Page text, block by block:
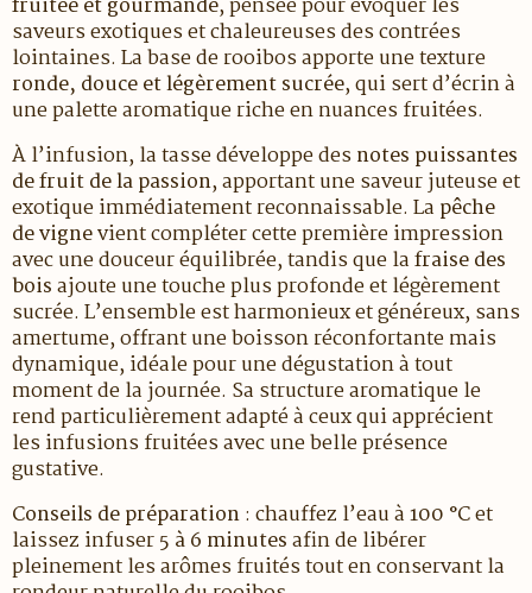
saveurs exotiques et chaleureuses des contrées
lointaines. La base de rooibos apporte une texture
ronde, douce et légèrement sucrée, qui sert d’écrin à
une palette aromatique riche en nuances fruitées.
À l’infusion, la tasse développe desnotes puissantes
de fruit de la passion, apportant une saveur juteuse et
exotique immédiatement reconnaissable. La pêche
de vignevient compléter cette première impression
avec une douceur équilibrée, tandis que lafraise des
boisajoute une touche plus profonde et légèrement
sucrée. L’ensemble est harmonieux et généreux, sans
amertume, offrant une boisson réconfortante mais
dynamique, idéale pour une dégustation à tout
moment de la journée. Sa structure aromatique le
rend particulièrement adapté à ceux qui apprécient
les infusions fruitées avec une belle présence
gustative.
Conseils de préparation: chauffez l’eau à100 °Cet
laissez infuser5 à 6 minutesafin de libérer
pleinement les arômes fruités tout en conservant la